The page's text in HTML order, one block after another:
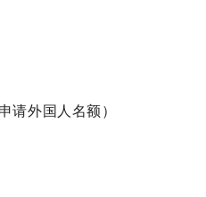
请外国人名额）